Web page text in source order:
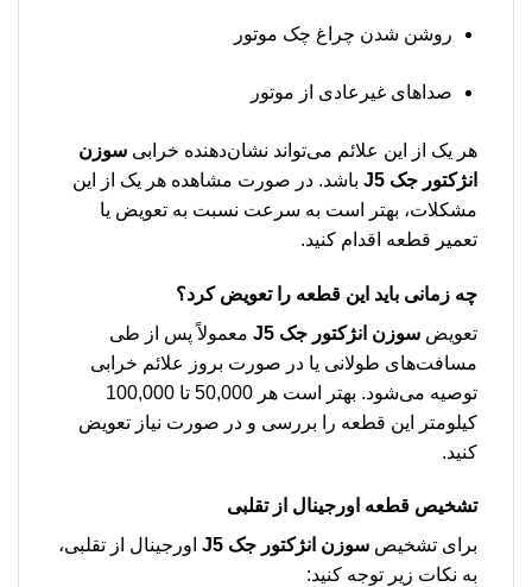
روشن شدن چراغ چک موتور
صداهای غیرعادی از موتور
هر یک از این علائم می‌تواند نشان‌دهنده خرابی سوزن
انژکتور جک J5
باشد. در صورت مشاهده هر یک از این
مشکلات، بهتر است به سرعت نسبت به تعویض یا
تعمیر قطعه اقدام کنید.
چه زمانی باید این قطعه را تعویض کرد؟
تعویض سوزن انژکتور جک J5
معمولاً پس از طی
مسافت‌های طولانی یا در صورت بروز علائم خرابی
توصیه می‌شود. بهتر است هر 50,000 تا 100,000
کیلومتر این قطعه را بررسی و در صورت نیاز تعویض
کنید.
تشخیص قطعه اورجینال از تقلبی
برای تشخیص سوزن انژکتور جک J5
اورجینال از تقلبی،
به نکات زیر توجه کنید: